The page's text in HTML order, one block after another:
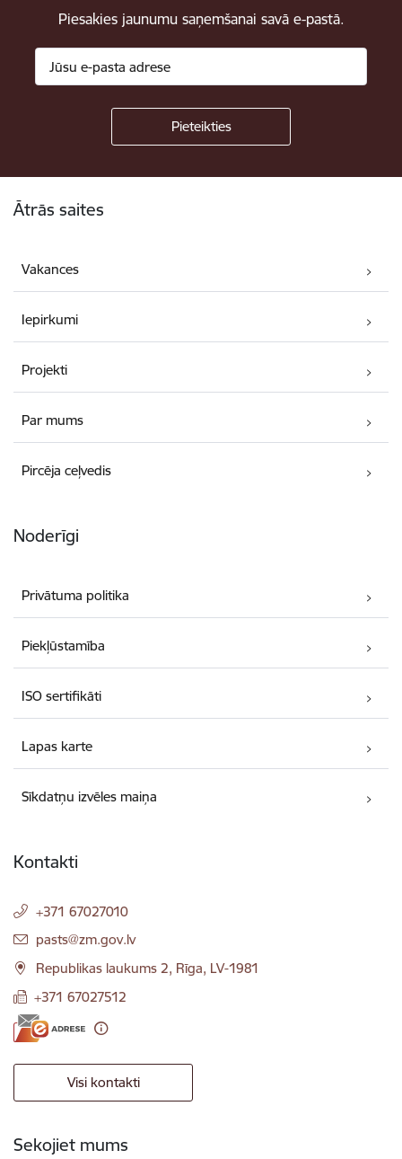
Piesakies jaunumu saņemšanai savā e-pastā.
Ātrās saites
Vakances
Iepirkumi
Projekti
Par mums
Pircēja ceļvedis
Noderīgi
Privātuma politika
Piekļūstamība
ISO sertifikāti
Lapas karte
Sīkdatņu izvēles maiņa
Kontakti
+371 67027010
E-pasts:
pasts@zm.gov.lv
Republikas laukums 2, Rīga, LV-1981
+371 67027512
Visi kontakti
Sekojiet mums